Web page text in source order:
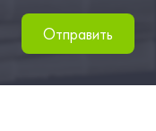
Отправить